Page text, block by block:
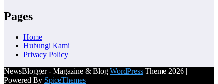
Pages
Home
Hubungi Kami
Privacy Policy
NewsBlogger - Magazine & Blog WordPress Theme 2026 |
Powered By SpiceThemes